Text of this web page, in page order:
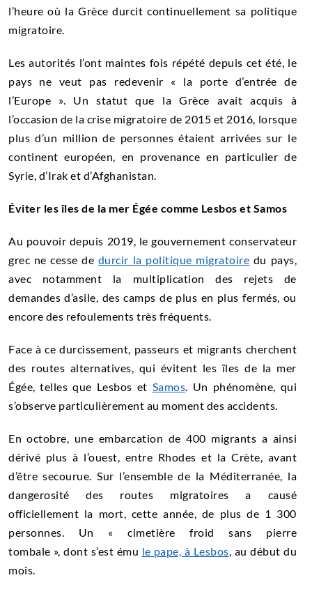
l’heure où la Grèce durcit continuellement sa politique
migratoire.
Les autorités l’ont maintes fois répété depuis cet été, le
pays ne veut pas redevenir « la porte d’entrée de
l’Europe ». Un statut que la Grèce avait acquis à
l’occasion de la crise migratoire de 2015 et 2016, lorsque
plus d’un million de personnes étaient arrivées sur le
continent européen, en provenance en particulier de
Syrie, d’Irak et d’Afghanistan.
Éviter les îles de la mer Égée comme Lesbos et Samos
Au pouvoir depuis 2019, le gouvernement conservateur
grec ne cesse de durcir la politique migratoire du pays,
avec notamment la multiplication des rejets de
demandes d’asile, des camps de plus en plus fermés, ou
encore des refoulements très fréquents.
Face à ce durcissement, passeurs et migrants cherchent
des routes alternatives, qui évitent les îles de la mer
Égée, telles que Lesbos et Samos. Un phénomène, qui
s’observe particulièrement au moment des accidents.
En octobre, une embarcation de 400 migrants a ainsi
dérivé plus à l’ouest, entre Rhodes et la Crète, avant
d’être secourue. Sur l’ensemble de la Méditerranée, la
dangerosité des routes migratoires a causé
officiellement la mort, cette année, de plus de 1 300
personnes. Un « cimetière froid sans pierre
tombale », dont s’est ému le pape, à Lesbos, au début du
mois.